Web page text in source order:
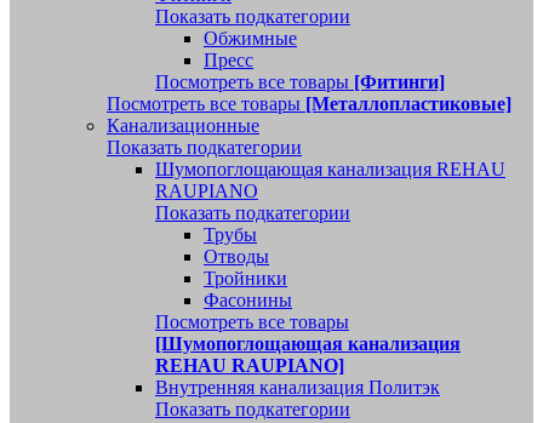
Показать подкатегории
Обжимные
Пресс
Посмотреть все товары [Фитинги]
Посмотреть все товары [Металлопластиковые]
Канализационные
Показать подкатегории
Шумопоглощающая канализация REHAU
RAUPIANO
Показать подкатегории
Трубы
Отводы
Тройники
Фасонины
Посмотреть все товары
[Шумопоглощающая канализация
REHAU RAUPIANO]
Внутренняя канализация Политэк
Показать подкатегории